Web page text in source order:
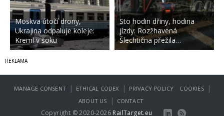
Moskva útočí drony,
Ukrajina odpaluje koleje:
Kreml v šoku
Sto hodin dřiny, hodina
jízdy: Rozžhavená
Šlechtična přežila…
MANAGE CONSENT | ETHICAL CODEX | PRIVACY POLICY COOKIES |
ABOUT US | CONTACT
Copyright © 2020-2026 RailTarget.eu